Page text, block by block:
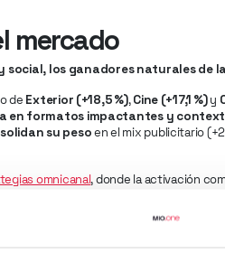
mercado
social, los ganadores naturales de
de Exterior (+18,5 %),Cine (+17,1 %)y
en formatos impactantes y
su pesoen el mix publicitario
omnicanal, donde la activación
claras de saturación y